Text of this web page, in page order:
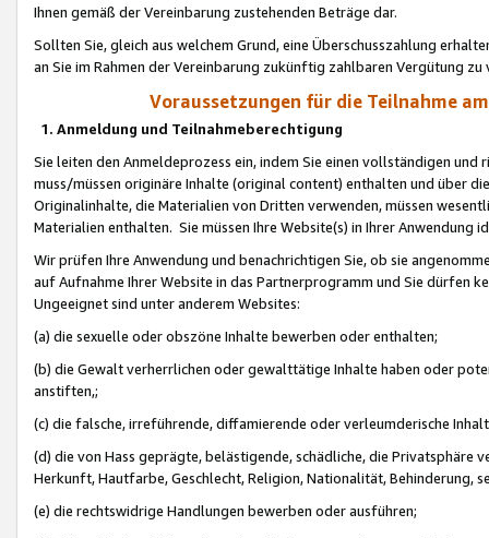
Ihnen gemäß der Vereinbarung zustehenden Beträge dar.
Sollten Sie, gleich aus welchem Grund, eine Überschusszahlung
an Sie im Rahmen der Vereinbarung zukünftig zahlbaren Vergütung zu
Voraussetzungen für die Teilnahme
1. Anmeldung und Teilnahmeberechtigung
Sie leiten den Anmeldeprozess ein, indem Sie einen vollständigen
muss/müssen originäre Inhalte (original content) enthalten und über
Originalinhalte, die Materialien von Dritten verwenden, müssen
Materialien enthalten. Sie müssen Ihre Website(s) in Ihrer Anwendung
Wir prüfen Ihre Anwendung und benachrichtigen Sie, ob sie
auf Aufnahme Ihrer Website in das Partnerprogramm und Sie dürfen
Ungeeignet sind unter anderem Websites:
(a) die sexuelle oder obszöne Inhalte bewerben oder enthalten;
(b) die Gewalt verherrlichen oder gewalttätige Inhalte haben oder
anstiften,;
(c) die falsche, irreführende, diffamierende oder verleumderische
(d) die von Hass geprägte, belästigende, schädliche, die Privatsphäre
Herkunft, Hautfarbe, Geschlecht, Religion, Nationalität, Behinderung,
(e) die rechtswidrige Handlungen bewerben oder ausführen;